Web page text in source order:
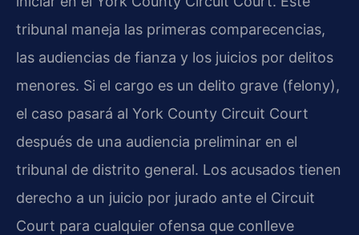
tribunal maneja las primeras comparecencias,
las audiencias de fianza y los juicios por delitos
menores. Si el cargo es un delito grave (felony),
el caso pasará al York County Circuit Court
después de una audiencia preliminar en el
tribunal de distrito general. Los acusados tienen
derecho a un juicio por jurado ante el Circuit
Court para cualquier ofensa que conlleve